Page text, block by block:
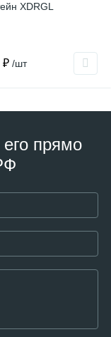
XDRGL
₽ /шт
прямо